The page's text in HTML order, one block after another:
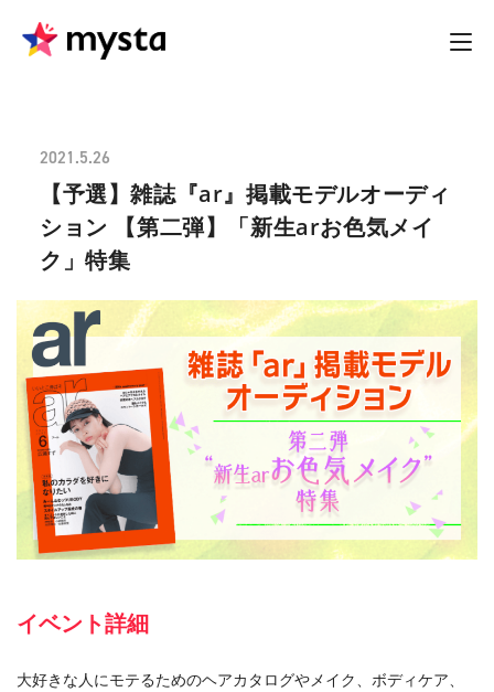
2021.5.26
【予選】雑誌『ar』掲載モデルオーディ
ション 【第二弾】「新生arお色気メイ
ク」特集
イベント詳細
大好きな人にモテるためのヘアカタログやメイク、ボディケア、